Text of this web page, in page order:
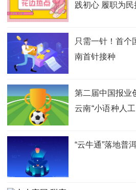
践初心 履职为
只需一针！首个
南首针接种
第二届中国报业
云南“小语种人
“云牛通”落地普